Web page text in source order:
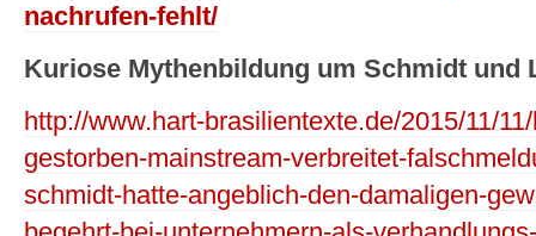
nachrufen-fehlt/
Kuriose Mythenbildung um Schmidt und
http://www.hart-brasilientexte.de/2015/11/
gestorben-mainstream-verbreitet-
schmidt-hatte-angeblich-den-damaligen-